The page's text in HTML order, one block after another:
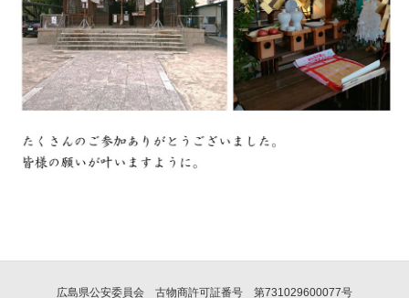
広島県公安委員会 古物商許可証番号 第731029600077号